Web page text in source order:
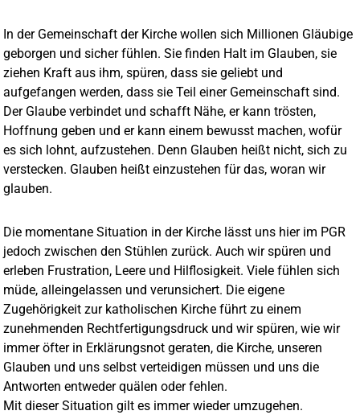
In der Gemeinschaft der Kirche wollen sich Millionen Gläubige
geborgen und sicher fühlen. Sie finden Halt im Glauben, sie
ziehen Kraft aus ihm, spüren, dass sie geliebt und
aufgefangen werden, dass sie Teil einer Gemeinschaft sind.
Der Glaube verbindet und schafft Nähe, er kann trösten,
Hoffnung geben und er kann einem bewusst machen, wofür
es sich lohnt, aufzustehen. Denn Glauben heißt nicht, sich zu
verstecken. Glauben heißt einzustehen für das, woran wir
glauben.
Die momentane Situation in der Kirche lässt uns hier im PGR
jedoch zwischen den Stühlen zurück. Auch wir spüren und
erleben Frustration, Leere und Hilflosigkeit. Viele fühlen sich
müde, alleingelassen und verunsichert. Die eigene
Zugehörigkeit zur katholischen Kirche führt zu einem
zunehmenden Rechtfertigungsdruck und wir spüren, wie wir
immer öfter in Erklärungsnot geraten, die Kirche, unseren
Glauben und uns selbst verteidigen müssen und uns die
Antworten entweder quälen oder fehlen.
Mit dieser Situation gilt es immer wieder umzugehen.